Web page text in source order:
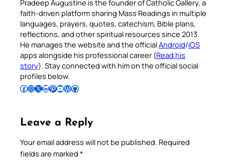
Pradeep Augustine is the founder of Catholic Gallery, a
faith-driven platform sharing Mass Readings in multiple
languages, prayers, quotes, catechism, Bible plans,
reflections, and other spiritual resources since 2013.
He manages the website and the officialAndroid/iOS
apps alongside his professional career (Read his
story). Stay connected with him on the official social
profiles below.
Follow Pradeep on Facebook Follow Pradeep on InstagramFollow Pradeep on X Follow Pradeep on LinkedIn Follow Pradeep on Pinterest Subscribe to Pradeep’s Youtube Channel Follow Pradeep on WordPress Follow Pradeep on GitHub
Leave a Reply
Your email address will not be published. Required
fields are marked *